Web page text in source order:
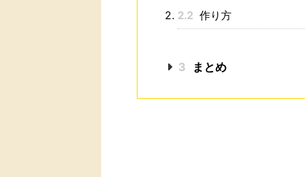
2.2 作り方
3 まとめ